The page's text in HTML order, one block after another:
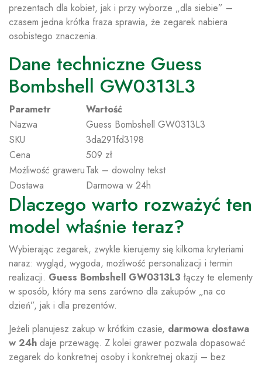
prezentach dla kobiet, jak i przy wyborze „dla siebie” –
czasem jedna krótka fraza sprawia, że zegarek nabiera
osobistego znaczenia.
Dane techniczne Guess
Bombshell GW0313L3
Parametr
Wartość
Nazwa
Guess Bombshell GW0313L3
SKU
3da291fd3198
Cena
509 zł
Możliwość graweruTak – dowolny tekst
Dostawa
Darmowa w 24h
Dlaczego warto rozważyć ten
model właśnie teraz?
Wybierając zegarek, zwykle kierujemy się kilkoma kryteriami
naraz: wygląd, wygoda, możliwość personalizacji i termin
realizacji. Guess Bombshell GW0313L3 łączy te elementy
w sposób, który ma sens zarówno dla zakupów „na co
dzień”, jak i dla prezentów.
Jeżeli planujesz zakup w krótkim czasie, darmowa dostawa
w 24h daje przewagę. Z kolei grawer pozwala dopasować
zegarek do konkretnej osoby i konkretnej okazji – bez